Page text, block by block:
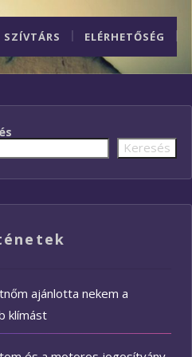
SZÍVTÁRS ELÉRHETŐSÉG
Keresés
ajánlotta nekem a
klímást